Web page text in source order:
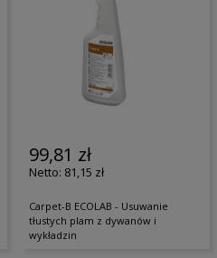
99,81 zł
81,15 zł
Carpet-B ECOLAB - Usuwanie
tłustych plam z dywanów i
wykładzin